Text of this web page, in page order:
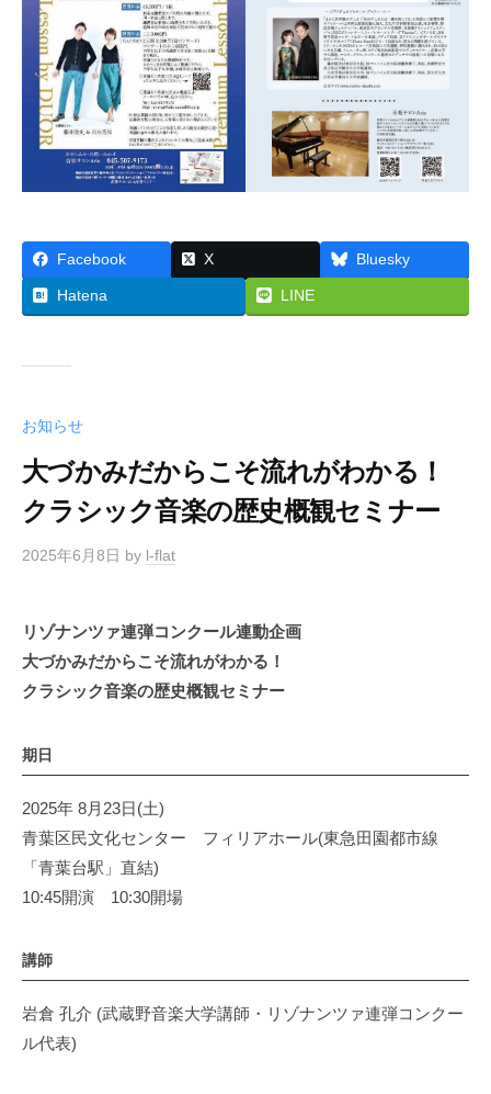
Facebook X Bluesky
Hatena LINE
お知らせ
大づかみだからこそ流れがわかる！
クラシック音楽の歴史概観セミナー
2025年6月8日 by l-flat
リゾナンツァ連弾コンクール連動企画
大づかみだからこそ流れがわかる！
クラシック音楽の歴史概観セミナー
期日
2025年 8月23日(土)
青葉区民文化センター フィリアホール(東急田園都市線
「青葉台駅」直結)
10:45開演 10:30開場
講師
岩倉 孔介 (武蔵野音楽大学講師・リゾナンツァ連弾コンクー
ル代表)